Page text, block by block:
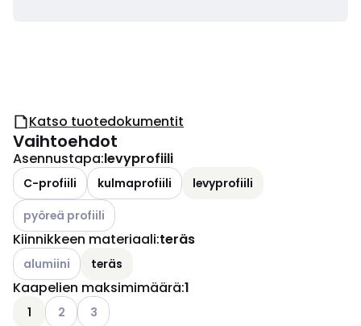
Katso tuotedokumentit
Vaihtoehdot
Asennustapa:levyprofiili
C-profiili kulmaprofiili
levyprofiili
Katso käytettävissä olevat vaihtoehdot
pyöreä profiili
Kiinnikkeen materiaali:teräs
Katso käytettävissä olevat vaihtoehdot
alumiini teräs
Kaapelien maksimimäärä:1
1 Katso käytettävissä olevat vaihtoehdot
2 Katso käytettävissä olevat vaihtoehdot
3